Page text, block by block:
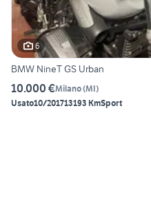
6
BMW NineT GS Urban
10.000 €Milano(MI)
Usato10/201713193 KmSport